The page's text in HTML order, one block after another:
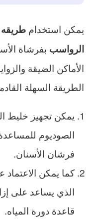
يمكن استخدام
الرواسب بفرشاة
الأماكن الضيقة
الطريقة السهلة
يمكن تجهيز خليط
الصوديوم
فرشان الأسنان.
كما يمكن
الذي يساعد على
قاعدة دورة المياه.